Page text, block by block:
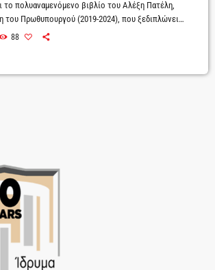
πολυαναμενόμενο βιβλίο του Αλέξη Πατέλη,
του Πρωθυπουργού (2019-2024), που ξεδιπλώνει
της «μεγάλης επιστροφής» της
και τις αποφάσεις που οδήγησαν στη
88